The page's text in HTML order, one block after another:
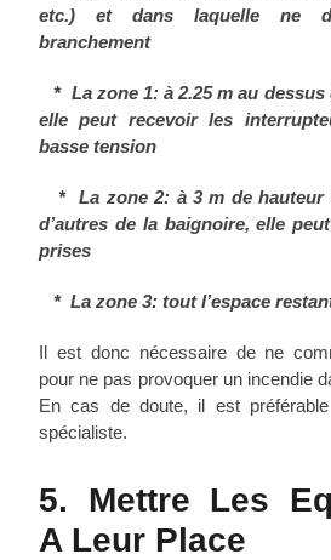
etc.) et dans laquelle ne
branchement
* La zone 1: à 2.25 m au dessus
elle peut recevoir les
basse tension
*La zone 2: à 3 m de
d’autres de la baignoire, elle
prises
* La zone 3: tout l’espace
Il est donc nécessaire de ne
pour ne pas provoquer un incendie
En cas de doute, il est
spécialiste.
5. Mettre Les
A Leur Place